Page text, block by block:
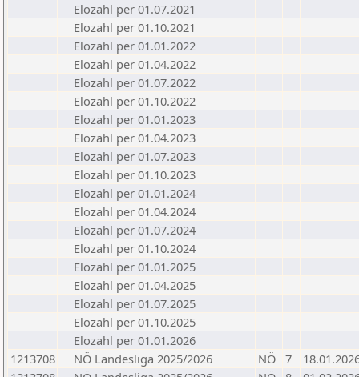
Elozahl per 01.07.2021
Elozahl per 01.10.2021
Elozahl per 01.01.2022
Elozahl per 01.04.2022
Elozahl per 01.07.2022
Elozahl per 01.10.2022
Elozahl per 01.01.2023
Elozahl per 01.04.2023
Elozahl per 01.07.2023
Elozahl per 01.10.2023
Elozahl per 01.01.2024
Elozahl per 01.04.2024
Elozahl per 01.07.2024
Elozahl per 01.10.2024
Elozahl per 01.01.2025
Elozahl per 01.04.2025
Elozahl per 01.07.2025
Elozahl per 01.10.2025
Elozahl per 01.01.2026
1213708
NÖ Landesliga 2025/2026 NÖ 7